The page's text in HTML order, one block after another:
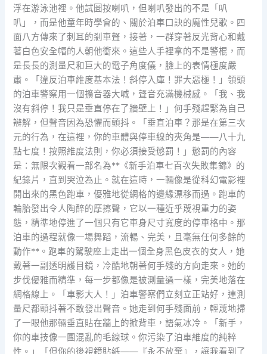
浮在游泳池裡。他試圖按喇叭，但喇叭發出的不是「叭
叭」，而是他童年時學會的、關於泊車口訣的魔性兒歌。四
面八方傳來了刺耳的剎車聲，接著，一群穿著反光背心和戴
著白色安全帽的人朝他衝來。這些人手裡拿的不是警棍，而
是長長的測量尺和巨大的電子角度儀，臉上的表情極度嚴
肅。「違反泊車維度基本法！斜停入庫！罪大惡極！」領頭
的泊車警察用一個擴音器大喊，聲音充滿機械感。「我、我
沒有斜停！我只是垂直停在了牆壁上！」何手殘趕緊為自己
辯解，但聲音因為恐懼而顫抖。「垂直泊車？那是在第三次
元的行為，在這裡，你的車體與停車線的夾角是——八十九
點七度！按照維度法則，你必須接受懲罰！」懲罰的內容
是：無限次觀看一部名為**《新手泊車七百次失敗集錦》的
紀錄片，直到哭泣為止。就在這時，一輛像是從科幻電影裡
開出來的黑色跑車，優雅地從網格的邊緣漂移而過。跑車的
輪胎發出令人陶醉的摩擦聲，它以一種近乎蔑視重力的姿
態，精準地停進了一個只有它車身尺寸寬度的停車格中。那
泊車的過程就像一場舞蹈，流暢、完美，且毫無任何多餘的
動作**。跑車的駕駛座上走出一個全身黑色皮衣的女人，她
戴著一副透明護目鏡，冷酷地朝著何手殘的方向走來。她的
步伐優雅而精準，每一步都像是被測量過一樣，完美地落在
網格線上。「車影大人！」泊車警察們立刻立正站好，連測
量尺都顫抖著不敢發出聲音。她走到何手殘面前，輕蔑地掃
了一眼他那輛垂直貼在牆上的掀背車，語氣冰冷。「新手，
你的車技像一團混亂的毛線球。你污染了泊車維度的純粹
性。」「但你的後視鏡貼紙——『永不放棄』，讓我看到了